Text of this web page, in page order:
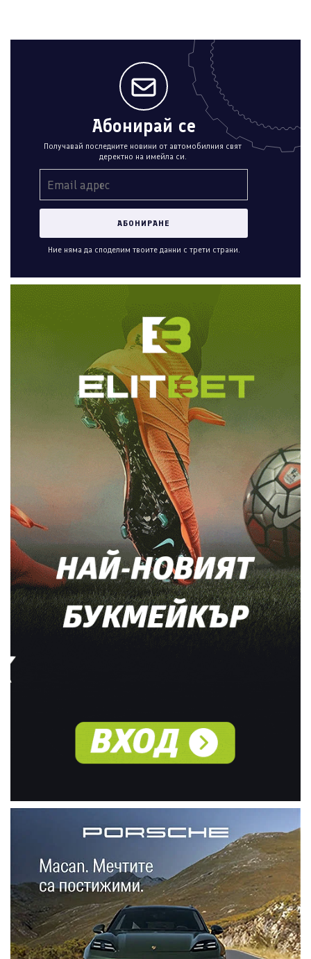
Абонирай се
Получавай последните новини от автомобилния свят
деректно на имейла си.
Ние няма да споделим твоите данни с трети страни.